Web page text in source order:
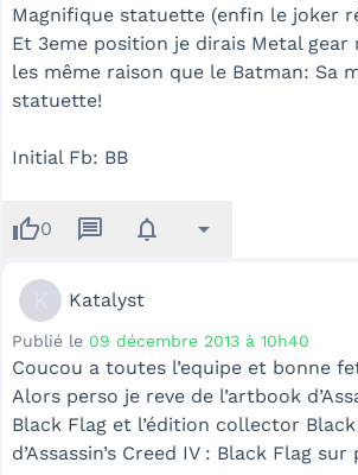
Magnifique statuette (enfin le joker
Et 3eme position je dirais Metal gear
les même raison que le Batman: Sa
statuette!
Initial Fb: BB
thumb_up0 message notifications arrow_drop_down
Katalyst
Publié le 09 décembre 2013 à 10h40
Coucou a toutes l’equipe et bonne
Alors perso je reve de l’artbook
Black Flag et l’édition collector
d’Assassin’s Creed IV : Black Flag sur